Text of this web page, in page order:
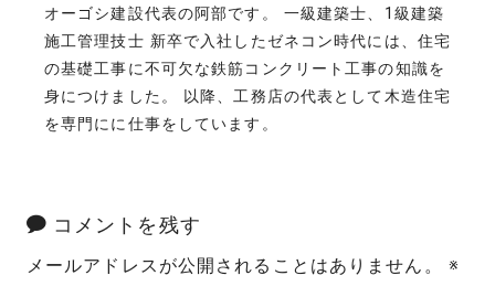
オーゴシ建設代表の阿部です。 一級建築士、1級建築
施工管理技士 新卒で入社したゼネコン時代には、住宅
の基礎工事に不可欠な鉄筋コンクリート工事の知識を
身につけました。 以降、工務店の代表として木造住宅
を専門にに仕事をしています。
コメントを残す
メールアドレスが公開されることはありません。
※